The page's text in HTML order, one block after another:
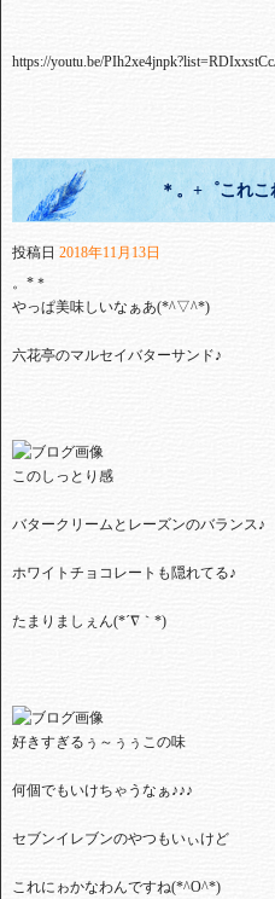
https://youtu.be/
＊。+゜これ
投稿日 2018年11月13日
。*＊
やっぱ美味しいなぁあ(*^▽^*)
六花亭のマルセイバターサンド♪
このしっとり感
バタークリームとレーズンのバランス♪
ホワイトチョコレートも隠れてる♪
たまりましぇん(*´∇｀*)
好きすぎるぅ～ぅぅこの味
何個でもいけちゃうなぁ♪♪♪
セブンイレブンのやつもいぃけど
これにゎかなわんですね(*^O^*)